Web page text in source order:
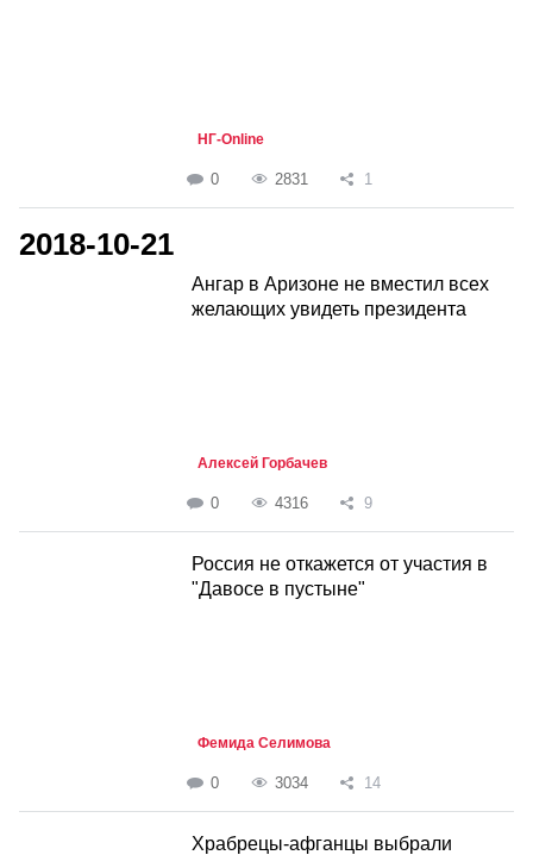
НГ-Online
0 2831 1
2018-10-21
Ангар в Аризоне не вместил всех
желающих увидеть президента
Алексей Горбачев
0 4316 9
Россия не откажется от участия в
"Давосе в пустыне"
Фемида Селимова
0 3034 14
Храбрецы-афганцы выбрали